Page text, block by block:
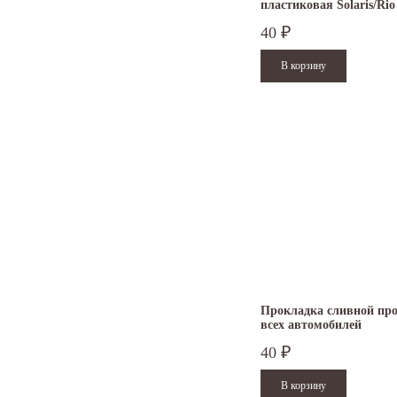
пластиковая Solaris/Rio
40 ₽
Прокладка сливной
всех автомобилей
40 ₽